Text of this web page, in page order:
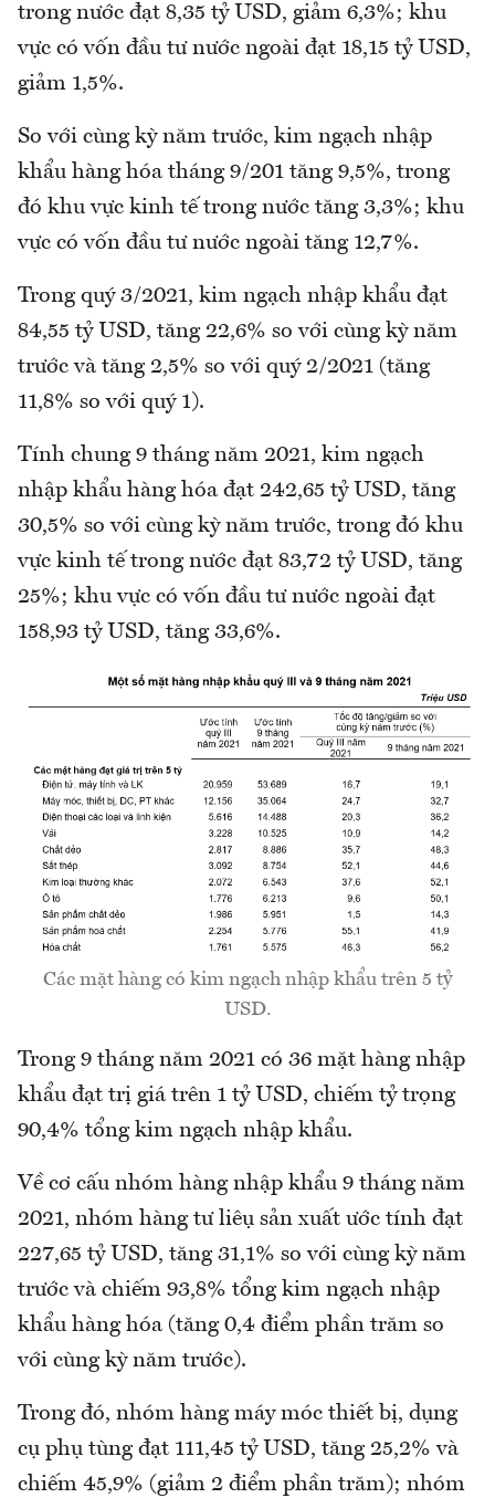
trong nước đạt 8,35 tỷ USD, giảm 6,3%; khu
vực có vốn đầu tư nước ngoài đạt 18,15 tỷ USD,
giảm 1,5%.
So với cùng kỳ năm trước, kim ngạch nhập
khẩu hàng hóa tháng 9/201 tăng 9,5%, trong
đó khu vực kinh tế trong nước tăng 3,3%; khu
vực có vốn đầu tư nước ngoài tăng 12,7%.
Trong quý 3/2021, kim ngạch nhập khẩu đạt
84,55 tỷ USD, tăng 22,6% so với cùng kỳ năm
trước và tăng 2,5% so với quý 2/2021 (tăng
11,8% so với quý 1).
Tính chung 9 tháng năm 2021, kim ngạch
nhập khẩu hàng hóa đạt 242,65 tỷ USD, tăng
30,5% so với cùng kỳ năm trước, trong đó khu
vực kinh tế trong nước đạt 83,72 tỷ USD, tăng
25%; khu vực có vốn đầu tư nước ngoài đạt
158,93 tỷ USD, tăng 33,6%.
Các mặt hàng có kim ngạch nhập khẩu trên 5 tỷ
USD.
Trong 9 tháng năm 2021 có 36 mặt hàng nhập
khẩu đạt trị giá trên 1 tỷ USD, chiếm tỷ trọng
90,4% tổng kim ngạch nhập khẩu.
Về cơ cấu nhóm hàng nhập khẩu 9 tháng năm
2021, nhóm hàng tư liệu sản xuất ước tính đạt
227,65 tỷ USD, tăng 31,1% so với cùng kỳ năm
trước và chiếm 93,8% tổng kim ngạch nhập
khẩu hàng hóa (tăng 0,4 điểm phần trăm so
với cùng kỳ năm trước).
Trong đó, nhóm hàng máy móc thiết bị, dụng
cụ phụ tùng đạt 111,45 tỷ USD, tăng 25,2% và
chiếm 45,9% (giảm 2 điểm phần trăm); nhóm